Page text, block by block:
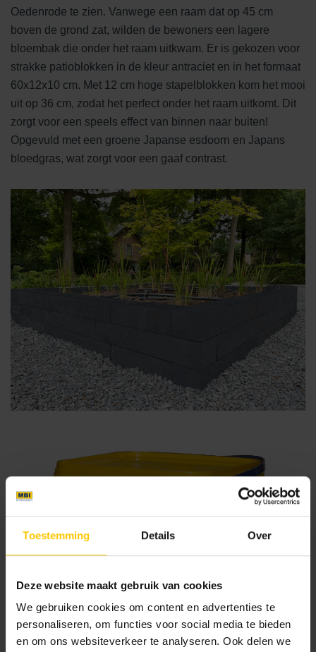
Toestemming Details Over
Deze website maakt gebruik van cookies
We gebruiken cookies om content en advertenties te
personaliseren, om functies voor social media te bieden
en om ons websiteverkeer te analyseren. Ook delen we
Oedenrode te zien. Vanwege een raam dat op 45 cm
boven de grond zat, wilden de bewoners een lagere
bloembak die onder het raam uitkwam. Er is gekozen voor
strakke patioblokken in de kleur antraciet en in het formaat
60x12x10 cm. Met 12 cm hoge stapelblokken kom het mooi
uit op 36 cm, zodat het perfect onder het raam uitkomt. Dit
zorgt voor een speels effect van binnen naar buiten!
Opgevuld met een groene Japanse esdoorn en Japans
bloedgras, wat zorgt voor een gaaf contrast.